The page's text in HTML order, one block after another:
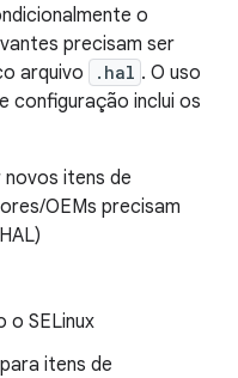
o
precisam ser
arquivo
.hal . O uso
configuração inclui os
itens de
OEMs precisam
o SELinux
itens de